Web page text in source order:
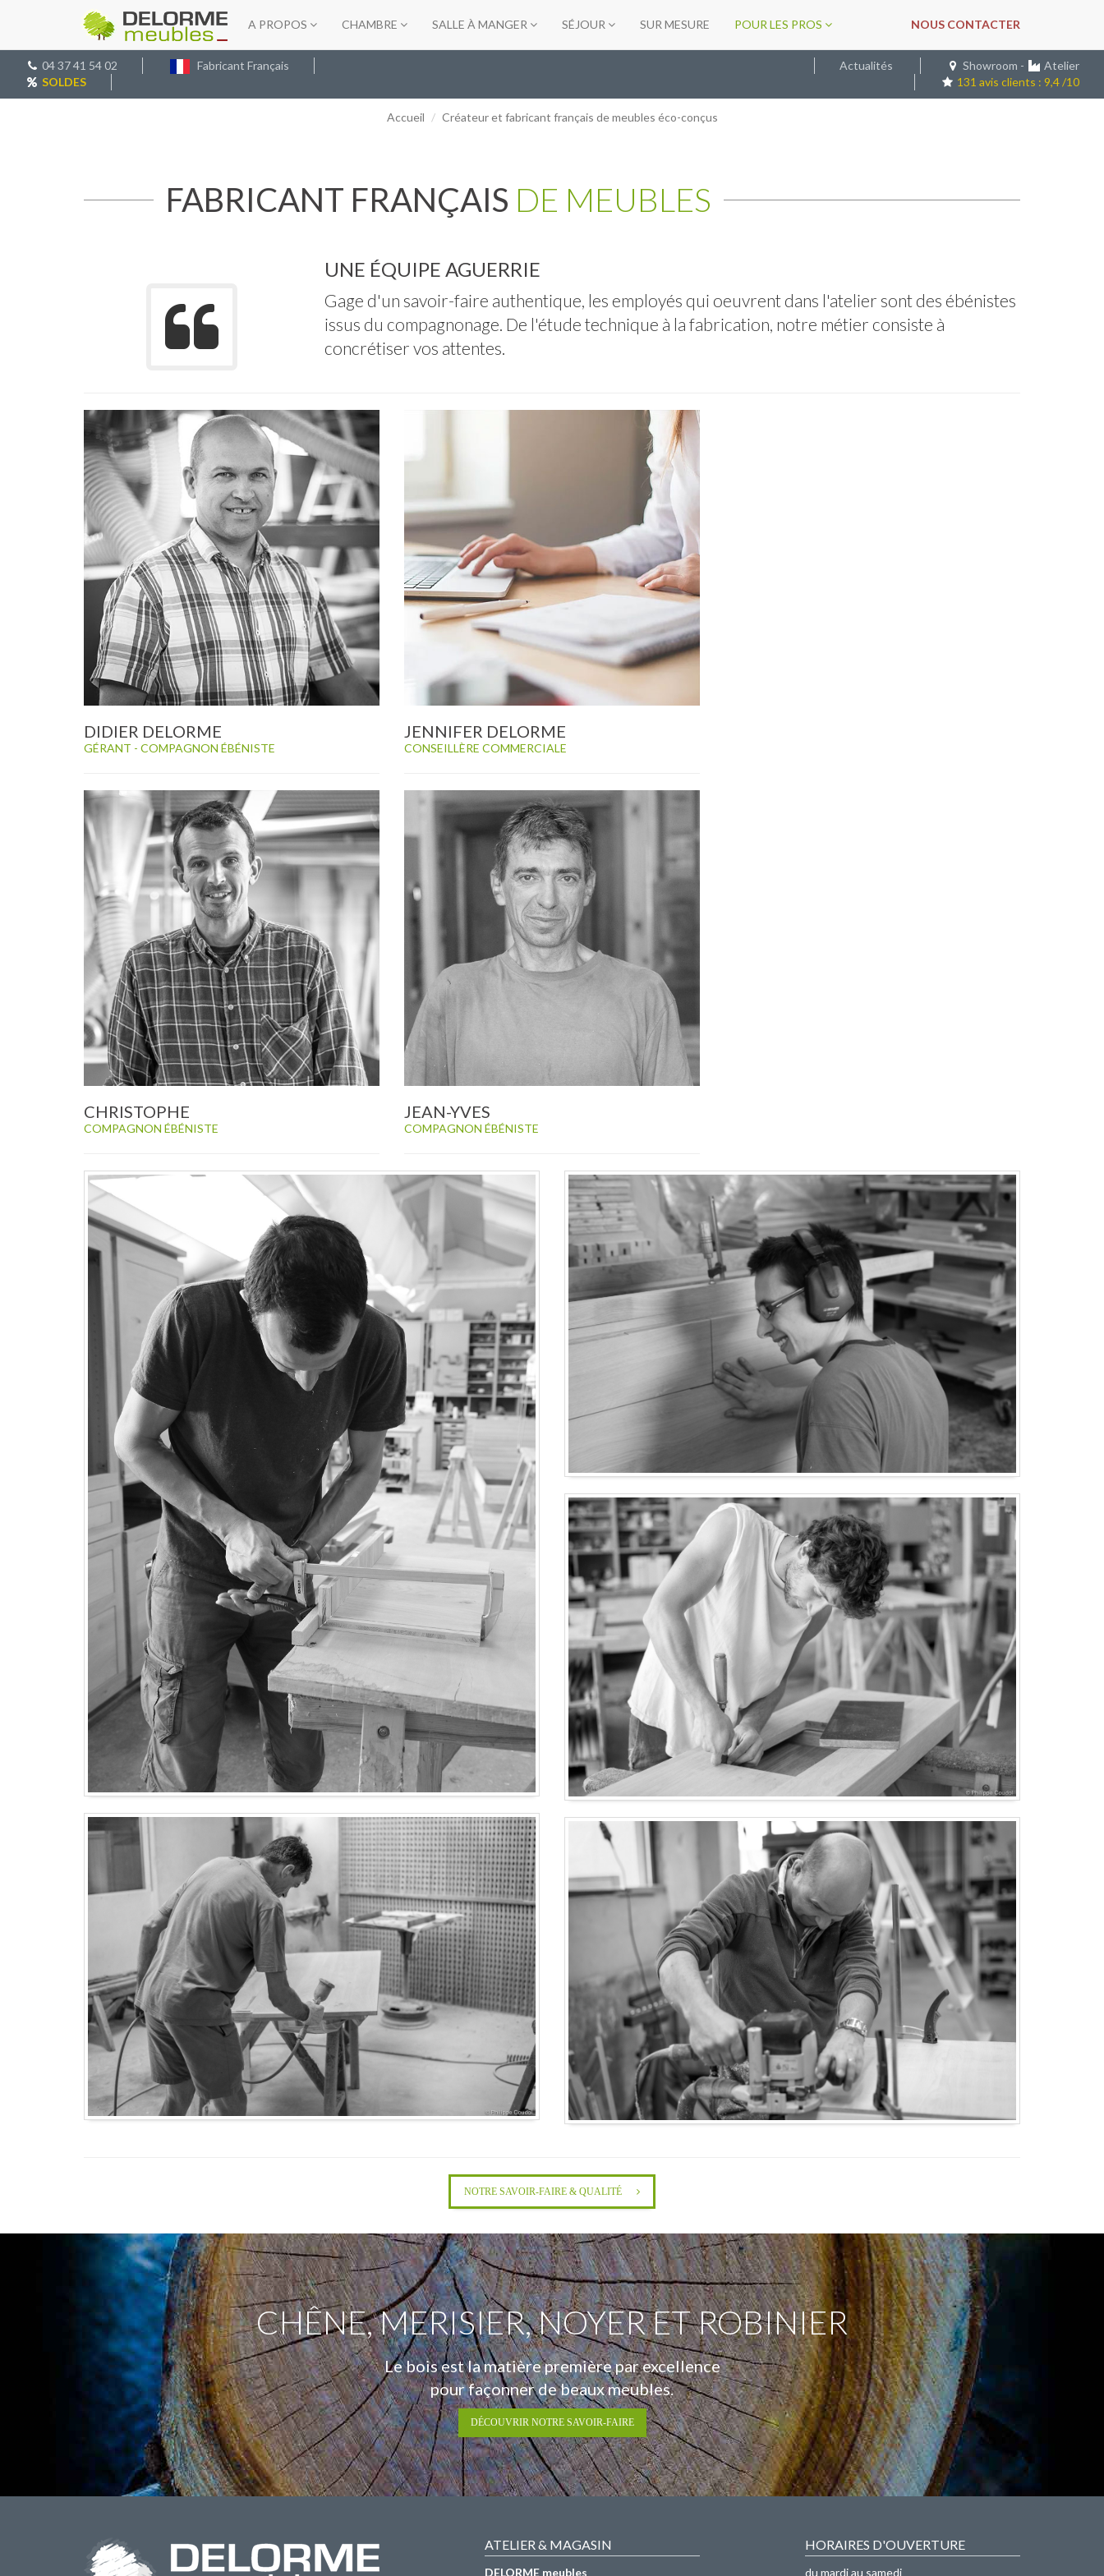
A PROPOS CHAMBRE SALLE À MANGER SÉJOUR SUR MESURE POUR LES PROS NOUS CONTACTER
04 37 41 54 02
Fabricant Français
SOLDES
Actualités Showroom -
Atelier
131 avis clients : 9,4 /10
Accueil Créateur et fabricant français de meubles éco-conçus
FABRICANT FRANÇAIS DE MEUBLES
UNE ÉQUIPE AGUERRIE
Gage d'un savoir-faire authentique, les employés qui oeuvrent dans l'atelier sont des ébénistes
issus du compagnonage. De l'étude technique à la fabrication, notre métier consiste à
concrétiser vos attentes.
DIDIER DELORME
GÉRANT - COMPAGNON ÉBÉNISTE
JENNIFER DELORME
CONSEILLÈRE COMMERCIALE
CHRISTOPHE
COMPAGNON ÉBÉNISTE
JEAN-YVES
COMPAGNON ÉBÉNISTE
NOTRE SAVOIR-FAIRE & QUALITÉ
CHÊNE, MERISIER, NOYER ET ROBINIER
Le bois est la matière première par excellence
pour façonner de beaux meubles.
DÉCOUVRIR NOTRE SAVOIR-FAIRE
ATELIER & MAGASIN
DELORME meubles
HORAIRES D'OUVERTURE
du mardi au samedi